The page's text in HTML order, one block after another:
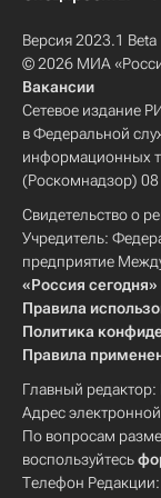
Версия 2023.1 Beta
© 2026 МИА
Вакансии
Сетевое издание
в Федеральной
информационных
(Роскомнадзор) 08
Свидетельство о
Учредитель:
предприятие
«Россия сегодня»
Правила
Политика
Правила
Главный редактор:
Адрес
По вопросам
воспользуйтесь
Телефон Редакции: